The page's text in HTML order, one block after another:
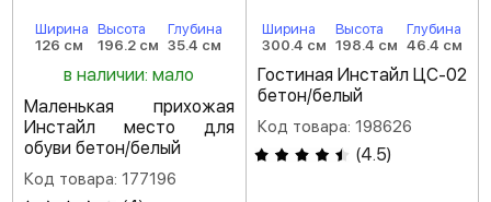
Ширина
126 см
Высота
196.2 см
Глубина
35.4 см
в наличии: мало
Маленькая прихожая
Инстайл место для
обуви бетон/белый
Код товара: 177196
Ширина
300.4 см
Высота
198.4 см
Глубина
46.4 см
Гостиная Инстайл ЦС-02
бетон/белый
Код товара: 198626
(4.5)